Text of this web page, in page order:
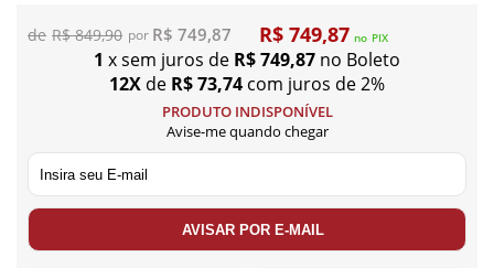
R$ 849,90 R$ 749,87 R$ 749,87 no PIX
1 x sem juros de R$ 749,87 no Boleto
12X de R$ 73,74 com juros de 2%
PRODUTO INDISPONÍVEL
Avise-me quando chegar